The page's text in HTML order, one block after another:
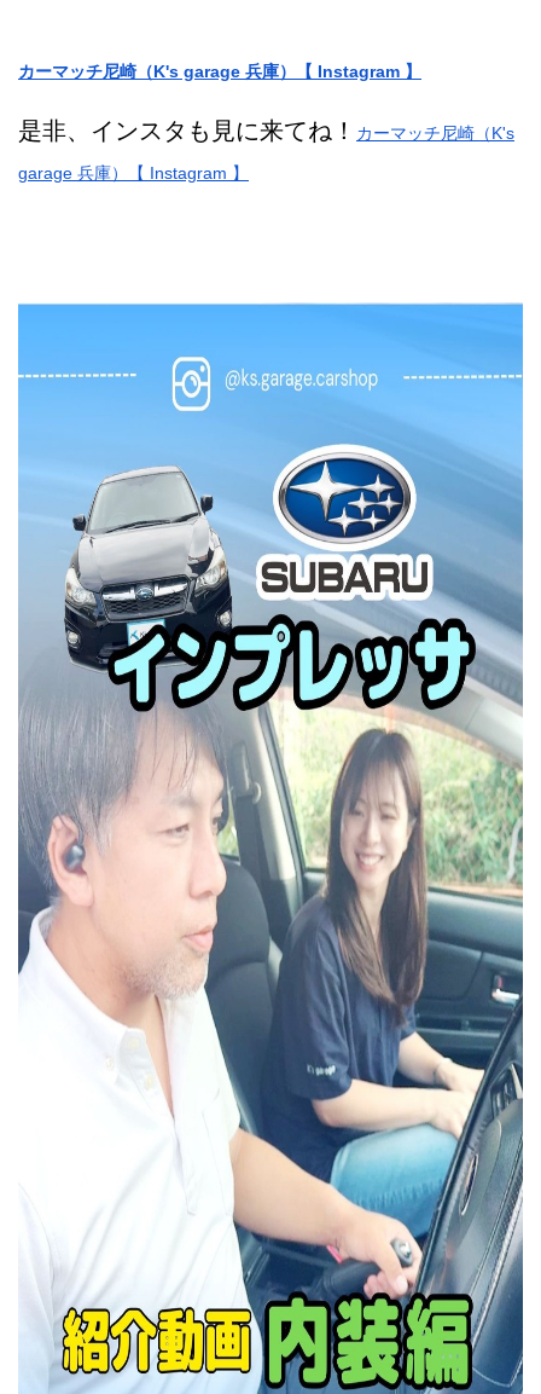
カーマッチ尼崎（K's garage 兵庫）【 Instagram 】
是非、インスタも見に来てね！ カーマッチ尼崎（K's
garage 兵庫）【 Instagram 】